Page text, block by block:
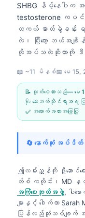
SHBG နိမ့်နေပါက အ
testosterone ကပ
တကယ် ဓာတ်ခွဲခန်း
လဲ၊ ပြီးတော့ ဘယ်အခ
လိုအပ်သလဲဆိုတာကို ဒီမှ
📖 ~11 မိနစ်📅 မေ 15,
📝 ထုတ်ဝေထားသည်— မေ
🩺 ဆေးဘက်ဆိုင်ရာအရ
✅ အထောက်အထားအခြေပြု
🔄 နောက်ဆုံး အပ်ဒိ
ဤလမ်းညွှန်ကို ဦးဆောင်ရေ
တ်စ် ကလိုင်း၊ MD နှ
အကြံပေးဘုတ်အဖွဲ့, ပါမ
များနှင့် ဒေါက်တာ
ပြန်လည်သုံးသပ်ချက်